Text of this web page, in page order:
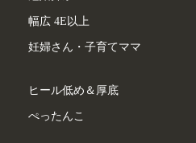
幅広 4E以上
妊婦さん・子育てママ
ヒール低め＆厚底
ぺったんこ